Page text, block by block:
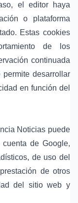
el editor haya
o plataforma
Estas cookies
de los
continuada
desarrollar
en función del
Noticias puede
de Google,
de uso del
de otros
del sitio web y